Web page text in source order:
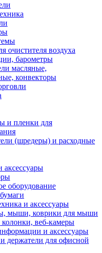
очистителя воздуха
барометры
масляные,
конвекторы
и пленки для
(шредеры) и расходные
аксессуары
оборудование
и аксессуары
мыши, коврики для мыши
веб-камеры
и аксессуары
держатели для офисной